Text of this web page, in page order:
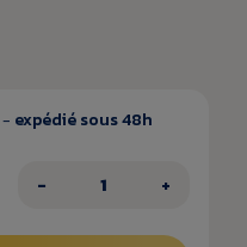
expédié sous 48h
− +